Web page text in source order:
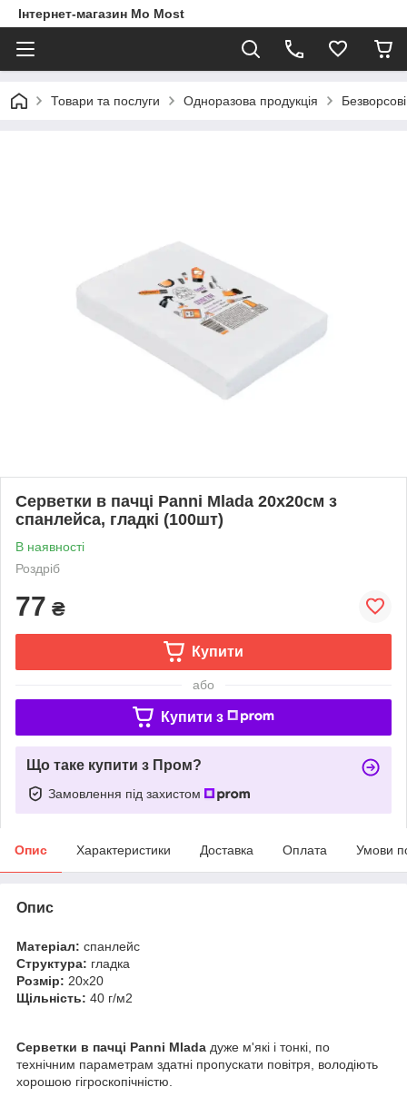
Інтернет-магазин Mo Most
Товари та послуги Одноразова продукція
Серветки в пачці Panni Mlada 20х20см з
спанлейса, гладкі (100шт)
В наявності
Роздріб
77 ₴
Купити
або
Купити з
Що таке купити з Пром?
Замовлення під захистом
Опис Характеристики Доставка Оплата Умови
Опис
Матеріал: спанлейс
Структура: гладка
Розмір: 20х20
Щільність: 40 г/м2
Серветки в пачці Panni Mlada дуже м'які і тонкі, по
технічним параметрам здатні пропускати повітря, володіють
хорошою гігроскопічністю.